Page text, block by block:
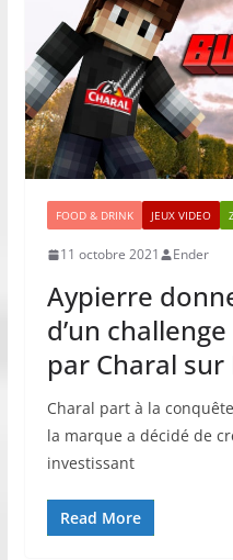
FOOD & DRINK JEUX VIDEO
11 octobre 2021 Ender
Aypierre
d’un
par Charal
Charal part à la
la marque a décidé de
investissant
Read More